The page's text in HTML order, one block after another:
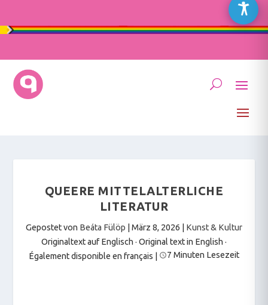
QUEERE MITTELALTERLICHE
LITERATUR
Gepostet von Beáta Fülöp März 8, 2026
Kunst & Kultur
Originaltext auf Englisch · Original text in English ·
Également disponible en français
7 Minuten Lesezeit